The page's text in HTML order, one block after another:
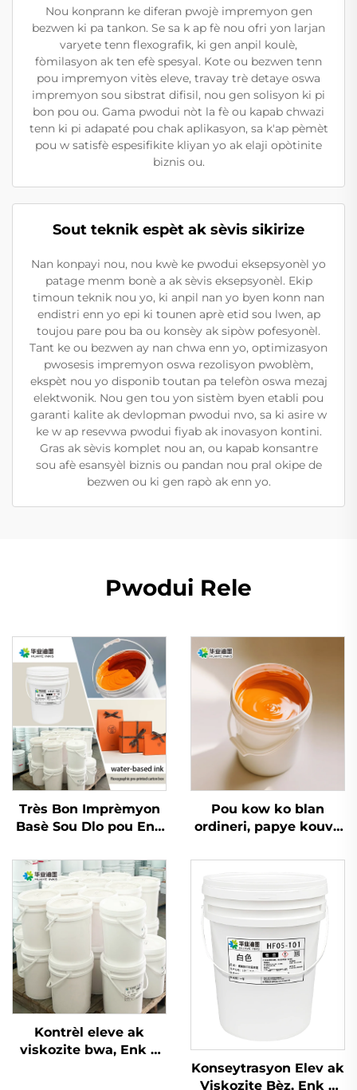
Nou konprann ke diferan pwojè impremyon gen
bezwen ki pa tankon. Se sa k ap fè nou ofri yon larjan
varyete tenn flexografik, ki gen anpil koulè,
fòmilasyon ak ten efè spesyal. Kote ou bezwen tenn
pou impremyon vitès eleve, travay trè detaye oswa
impremyon sou sibstrat difisil, nou gen solisyon ki pi
bon pou ou. Gama pwodui nòt la fè ou kapab chwazi
tenn ki pi adapaté pou chak aplikasyon, sa k'ap pèmèt
pou w satisfè espesifikite kliyan yo ak elaji opòtinite
biznis ou.
Sout teknik espèt ak sèvis sikirize
Nan konpayi nou, nou kwè ke pwodui eksepsyonèl yo
patage menm bonè a ak sèvis eksepsyonèl. Ekip
timoun teknik nou yo, ki anpil nan yo byen konn nan
endistri enn yo epi ki tounen aprè etid sou lwen, ap
toujou pare pou ba ou konsèy ak sipòw pofesyonèl.
Tant ke ou bezwen ay nan chwa enn yo, optimizasyon
pwosesis impremyon oswa rezolisyon pwoblèm,
ekspèt nou yo disponib toutan pa telefòn oswa mezaj
elektwonik. Nou gen tou yon sistèm byen etabli pou
garanti kalite ak devlopman pwodui nvo, sa ki asire w
ke w ap resevwa pwodui fiyab ak inovasyon kontini.
Gras ak sèvis komplet nou an, ou kapab konsantre
sou afè esansyèl biznis ou pandan nou pral okipe de
bezwen ou ki gen rapò ak enn yo.
Pwodui Rele
Très Bon Imprèmyon
Basè Sou Dlo pou Enk
Blan Ordineri ak
Papye Kouvè epi Lòt
Matriyèl
Pou kow ko blan
ordineri, papye kouvè
imprèmyon flexo dlo
Kontrèl eleve ak
viskozite bwa, Enk a
Konseytrasyon Elev ak
Viskozite Bèz, Enk a